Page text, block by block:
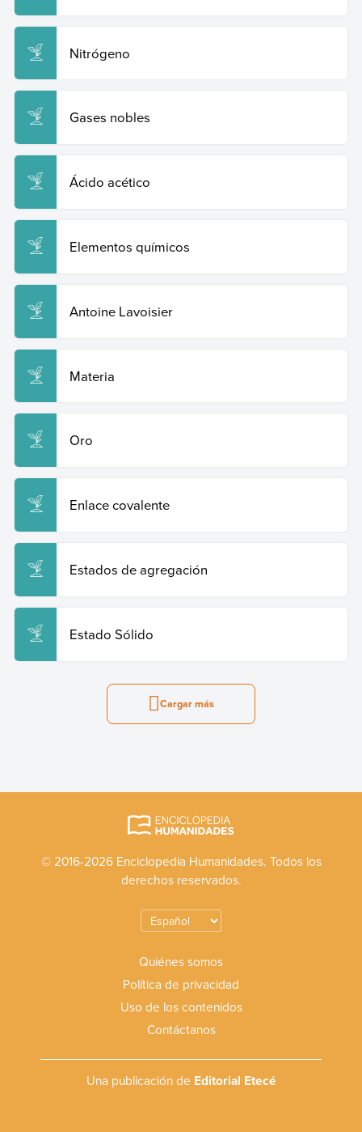
Nitrógeno
Gases nobles
Ácido acético
Elementos químicos
Antoine Lavoisier
Materia
Oro
Enlace covalente
Estados de agregación
Estado Sólido
Cargar más
© 2016-2026 Enciclopedia Humanidades. Todos los
derechos reservados.
Quiénes somos
Política de privacidad
Uso de los contenidos
Contáctanos
Una publicación de Editorial Etecé